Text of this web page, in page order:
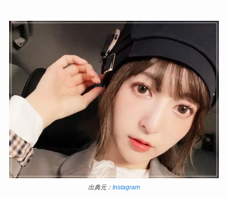
出典元： Instagram